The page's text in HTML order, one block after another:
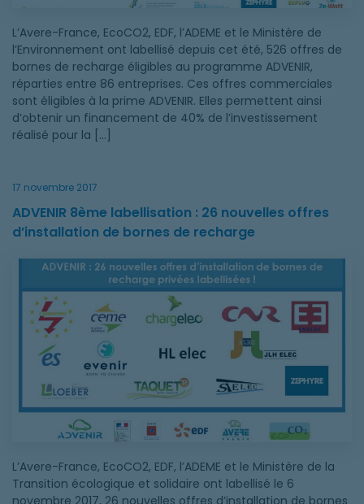
L’Avere-France, EcoCO2, EDF, l’ADEME et le Ministère de
l’Environnement ont labellisé depuis cet été, 526 offres de
bornes de recharge éligibles au programme ADVENIR,
réparties entre 86 entreprises. Ces offres commerciales
sont éligibles à la prime ADVENIR. Elles permettent ainsi
d’obtenir un financement de 40% de l’investissement
réalisé pour la […]
17 novembre 2017
ADVENIR 8ème labellisation : 26 nouvelles offres
d’installation de bornes de recharge
ADVENIR 8ème labellisation : 26 nouvelles offres
L’Avere-France, EcoCO2, EDF, l’ADEME et le Ministère de la
Transition écologique et solidaire ont labellisé le 6
novembre 2017, 26 nouvelles offres d’installation de bornes